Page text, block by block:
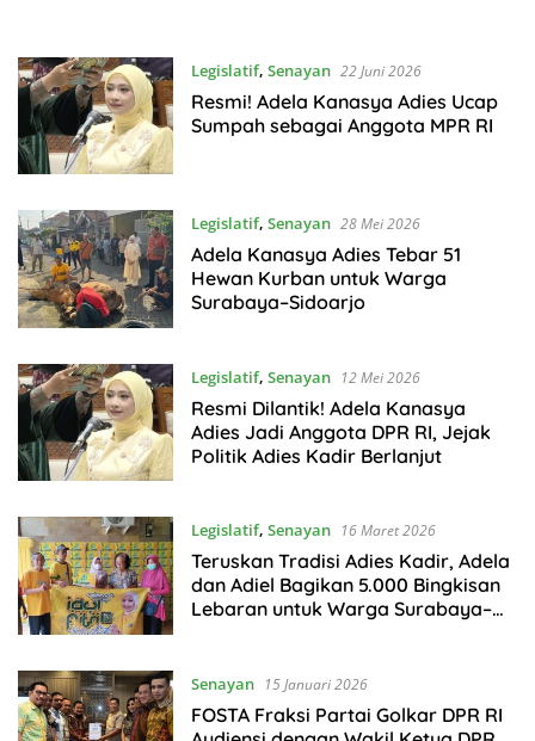
Legislatif, Senayan 22 Juni 2026
Resmi! Adela Kanasya Adies Ucap
Sumpah sebagai Anggota MPR RI
Legislatif, Senayan 28 Mei 2026
Adela Kanasya Adies Tebar 51
Hewan Kurban untuk Warga
Surabaya–Sidoarjo
Legislatif, Senayan 12 Mei 2026
Resmi Dilantik! Adela Kanasya
Adies Jadi Anggota DPR RI, Jejak
Politik Adies Kadir Berlanjut
Legislatif, Senayan 16 Maret 2026
Teruskan Tradisi Adies Kadir, Adela
dan Adiel Bagikan 5.000 Bingkisan
Lebaran untuk Warga Surabaya–
Senayan 15 Januari 2026
FOSTA Fraksi Partai Golkar DPR RI